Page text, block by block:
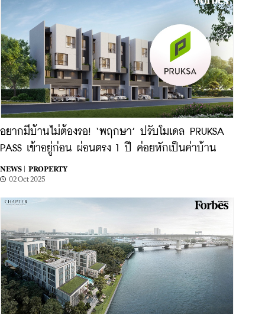
อยากมีบ้านไม่ต้องรอ! ‘พฤกษา’ ปรับโมเดล PRUKSA
PASS เข้าอยู่ก่อน ผ่อนตรง 1 ปี ค่อยหักเป็นค่าบ้าน
NEWS |
PROPERTY
02 Oct 2025